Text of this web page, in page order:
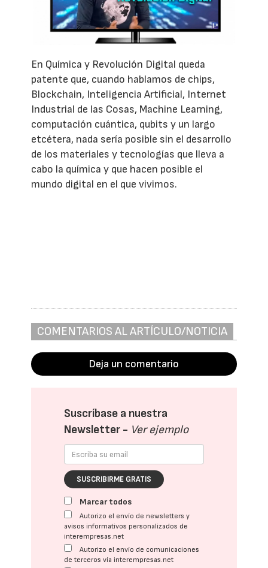
En Química y Revolución Digital queda
patente que, cuando hablamos de chips,
Blockchain, Inteligencia Artificial, Internet
Industrial de las Cosas, Machine Learning,
computación cuántica, qubits y un largo
etcétera, nada sería posible sin el desarrollo
de los materiales y tecnologías que lleva a
cabo la química y que hacen posible el
mundo digital en el que vivimos.
COMENTARIOS AL ARTÍCULO/NOTICIA
Deja un comentario
Suscríbase a nuestra
Newsletter - Ver ejemplo
SUSCRIBIRME GRATIS
Marcar todos
Autorizo el envío de newsletters y
avisos informativos personalizados de
interempresas.net
Autorizo el envío de comunicaciones
de terceros vía interempresas.net